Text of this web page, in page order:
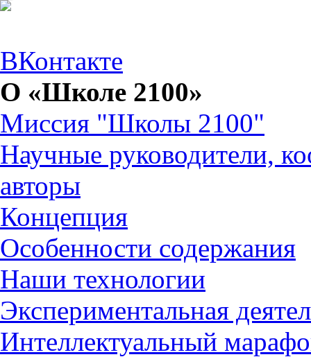
ВКонтакте
О «Школе 2100»
Миссия "Школы 2100"
Научные руководители,
авторы
Концепция
Особенности содержания
Наши технологии
Экспериментальная
Интеллектуальный